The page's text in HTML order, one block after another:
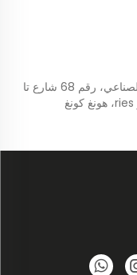
الوحدة 8A في الطابق 17، مركز ويل فونغ الصناعي، رقم 68 شارع تا